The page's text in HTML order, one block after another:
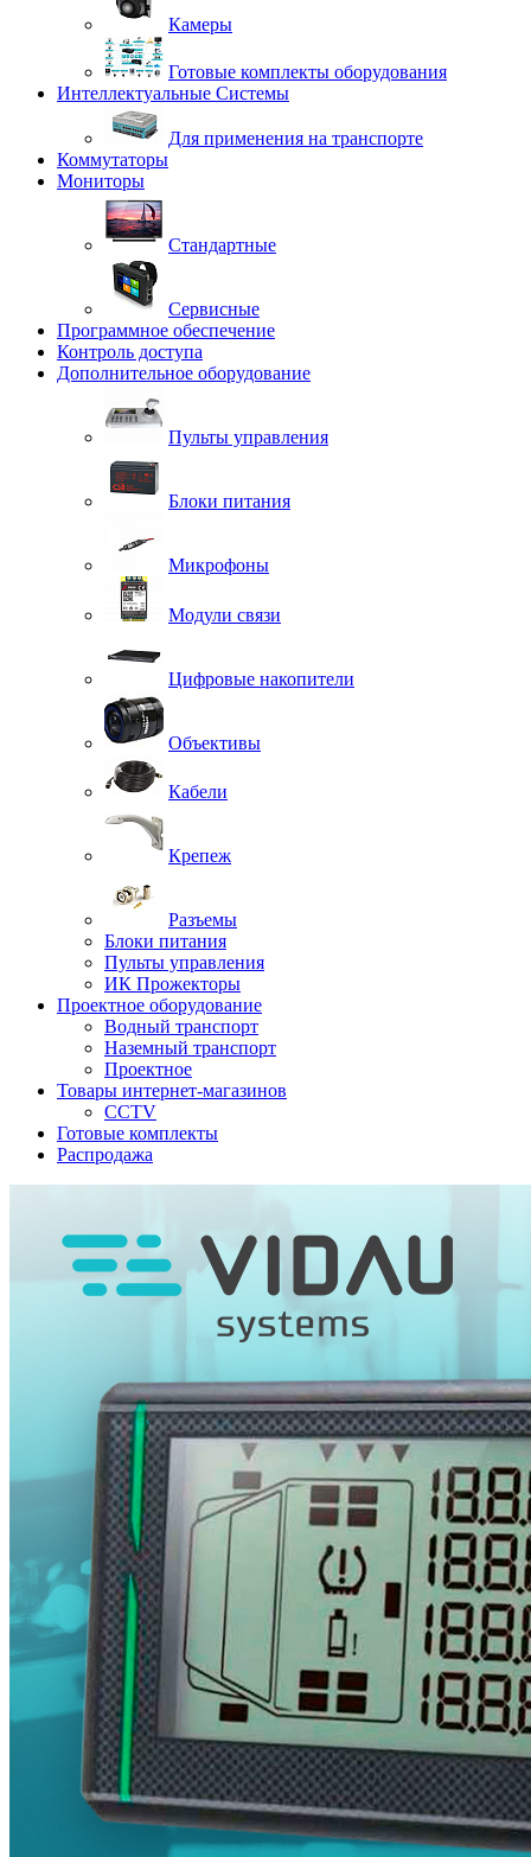
Камеры
Готовые комплекты оборудования
Интеллектуальные Системы
Для применения на транспорте
Коммутаторы
Мониторы
Стандартные
Сервисные
Программное обеспечение
Контроль доступа
Дополнительное оборудование
Пульты управления
Блоки питания
Микрофоны
Модули связи
Цифровые накопители
Объективы
Кабели
Крепеж
Разъемы
Блоки питания
Пульты управления
ИК Прожекторы
Проектное оборудование
Водный транспорт
Наземный транспорт
Проектное
Товары интернет-магазинов
CCTV
Готовые комплекты
Распродажа